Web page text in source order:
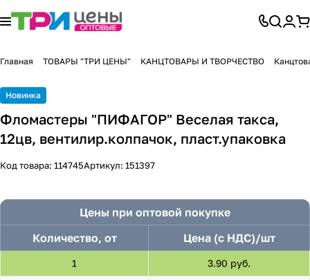
Главная ТОВАРЫ "ТРИ ЦЕНЫ" КАНЦТОВАРЫ И ТВОРЧЕСТВО
Новинка
Фломастеры "ПИФАГОР" Веселая такса,
12цв, вентилир.колпачок, пласт.упаковка
Код товара: 114745Артикул: 151397
Цены при оптовой покупке
Количество, от
Цена (с НДС)/шт
1 3.90 руб.